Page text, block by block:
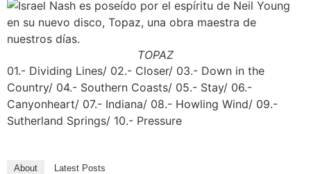
TOPAZ
01.- Dividing Lines/ 02.- Closer/ 03.- Down in the
Country/ 04.- Southern Coasts/ 05.- Stay/ 06.-
Canyonheart/ 07.- Indiana/ 08.- Howling Wind/ 09.-
Sutherland Springs/ 10.- Pressure
About Latest Posts